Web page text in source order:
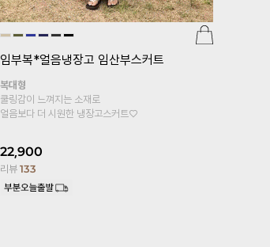
[기획특가 1+1]임부복*뉴컴포트 임
산부레깅스
기타형
원피스, 롱티안에 속바지로 입으세요
13,900
리뷰6,101